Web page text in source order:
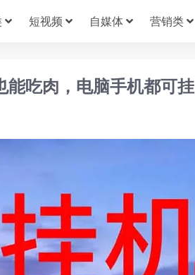
短视频 自媒体 营销类
吃肉，电脑手机都可挂